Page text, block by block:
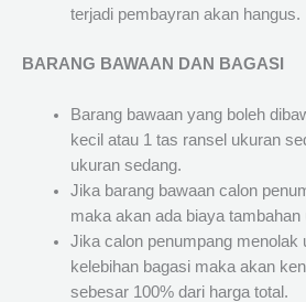
terjadi pembayran akan hangus.
BARANG BAWAAN DAN BAGASI
Barang bawaan yang boleh
kecil atau 1 tas ransel ukuran
ukuran sedang.
Jika barang bawaan calon
maka akan ada biaya tambahan
Jika calon penumpang menolak
kelebihan bagasi maka akan
sebesar 100% dari harga total.